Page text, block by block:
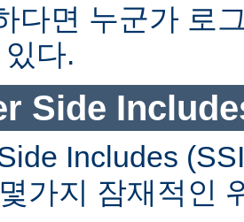
다면 누군가 로
다.
Side
Includes
가지 잠재적인